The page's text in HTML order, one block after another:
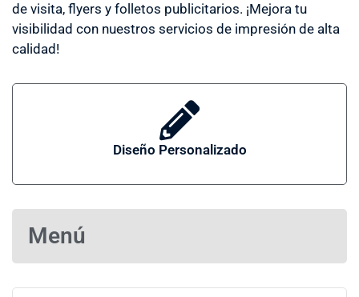
Diseño Personalizado
de visita, flyers y folletos publicitarios. ¡Mejora tu
visibilidad con nuestros servicios de impresión de alta
calidad!
Menú